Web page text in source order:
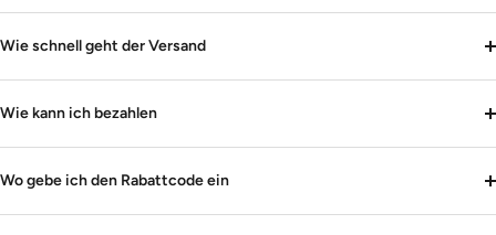
Wie schnell geht der Versand
Wie kann ich bezahlen
Wo gebe ich den Rabattcode ein